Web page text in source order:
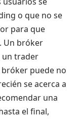
o que no se
para que
Un bróker
un trader
puede no
se acerca a
una
el final,